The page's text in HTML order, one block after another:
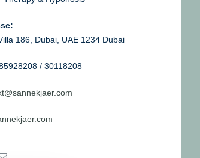
186, Dubai, UAE 1234 Dubai
/ 30118208